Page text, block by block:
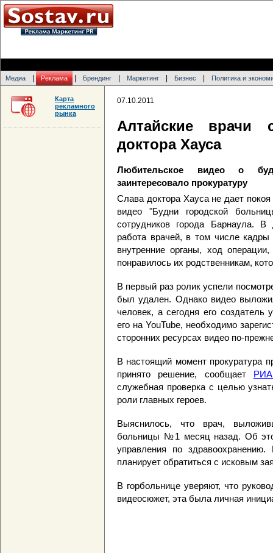
Медиа Реклама Брендинг Маркетинг Бизнес Политика и
07.10.2011
Алтайские врачи
доктора Хауса
Любительское видео о
заинтересовало прокуратуру
Слава доктора Хауса не дает
видео "Будни городской
сотрудников города Барнаула. В
работа врачей, в том числе
внутренние органы, ход
понравилось их родственникам,
В первый раз ролик успели
был удален. Однако видео
человек, а сегодня его создатель
его на YouTube, необходимо
сторонних ресурсах видео по-
В настоящий момент прокуратура
принято решение, сообщает
служебная проверка с целью
роли главных героев.
Выяснилось, что врач,
больницы №1 месяц назад. Об
управления по
планирует обратиться с исковым
В горбольнице уверяют, что
видеосюжет, эта была личная
Карта
рекламного
рынка